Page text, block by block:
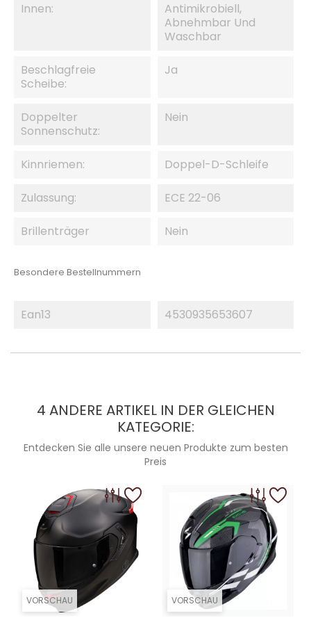
Innen:
Antimikrobiell,
Abnehmbar Und
Waschbar
Beschlagfreie
Scheibe:
Ja
Doppelter
Sonnenschutz:
Nein
Kinnriemen: Doppel-D-Schleife
Zulassung: ECE 22-06
Brillenträger Nein
Besondere Bestellnummern
Ean13 4530935653607
4 ANDERE ARTIKEL IN DER GLEICHEN
KATEGORIE:
Entdecken Sie alle unsere neuen Produkte zum besten
Preis
VORSCHAU VORSCHAU